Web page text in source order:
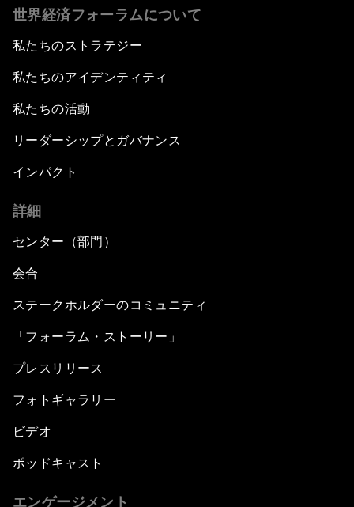
世界経済フォーラムについて
私たちのストラテジー
私たちのアイデンティティ
私たちの活動
リーダーシップとガバナンス
インパクト
詳細
センター（部門）
会合
ステークホルダーのコミュニティ
「フォーラム・ストーリー」
プレスリリース
フォトギャラリー
ビデオ
ポッドキャスト
エンゲージメント